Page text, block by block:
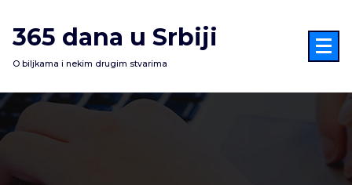
na
sadržaj
365 dana u Srbiji
O biljkama i nekim drugim stvarima